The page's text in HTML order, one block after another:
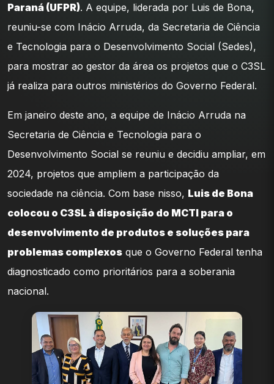
Paraná (UFPR). A equipe, liderada por Luis de Bona,
reuniu-se com Inácio Arruda, da Secretaria de Ciência
e Tecnologia para o Desenvolvimento Social (Sedes),
para mostrar ao gestor da área os projetos que o C3SL
já realiza para outros ministérios do Governo Federal.
Em janeiro deste ano, a equipe de Inácio Arruda na
Secretaria de Ciência e Tecnologia para o
Desenvolvimento Social se reuniu e decidiu ampliar, em
2024, projetos que ampliem a participação da
sociedade na ciência. Com base nisso, Luis de Bona
colocou o C3SL à disposição do MCTI para o
desenvolvimento de produtos e soluções para
problemas complexos que o Governo Federal tenha
diagnosticado como prioritários para a soberania
nacional.